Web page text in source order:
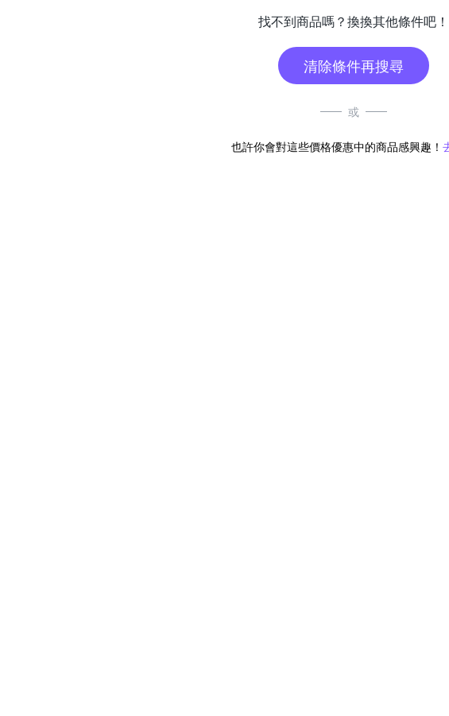
找不到商品嗎？換換其他條件吧！
清除條件再搜尋
或
也許你會對這些價格優惠中的商品感興趣！